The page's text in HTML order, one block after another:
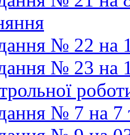
№ 22 на
№ 23 на
№ 7 на 7